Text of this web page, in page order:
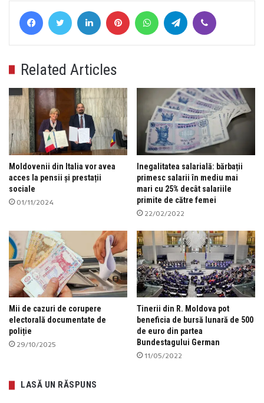
FacebookTwitter LinkedIn Pinterest WhatsAppTelegram
Related Articles
Moldovenii din Italia vor avea
acces la pensii și prestații
sociale
01/11/2024
Inegalitatea salarială: bărbații
primesc salarii în mediu mai
mari cu 25% decât salariile
primite de către femei
22/02/2022
Mii de cazuri de corupere
electorală documentate de
poliție
29/10/2025
Tinerii din R. Moldova pot
beneficia de bursă lunară de 500
de euro din partea
Bundestagului German
11/05/2022
LASĂ UN RĂSPUNS